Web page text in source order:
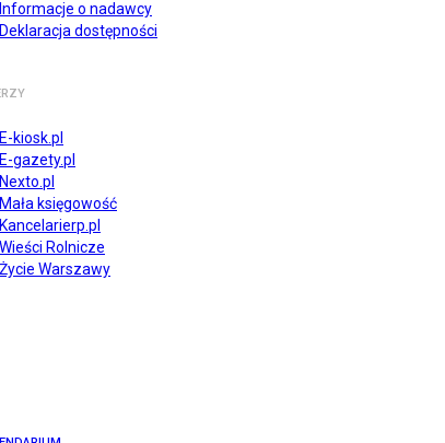
Informacje o nadawcy
Deklaracja dostępności
E-kiosk.pl
E-gazety.pl
Nexto.pl
Mała księgowość
Kancelarierp.pl
Wieści Rolnicze
Życie Warszawy